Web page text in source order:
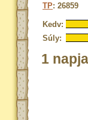
TP: 26859
Kedv:
Súly:
1